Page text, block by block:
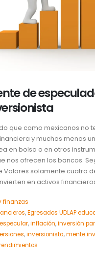
de
que como mexicanos no
y muchos menos
en bolsa o en otros
nos ofrecen los bancos.
Valores solamente cuatro
en activos
finanzas
,Egresados UDLAP
especular,inflación,inversión
,inversionista,mente